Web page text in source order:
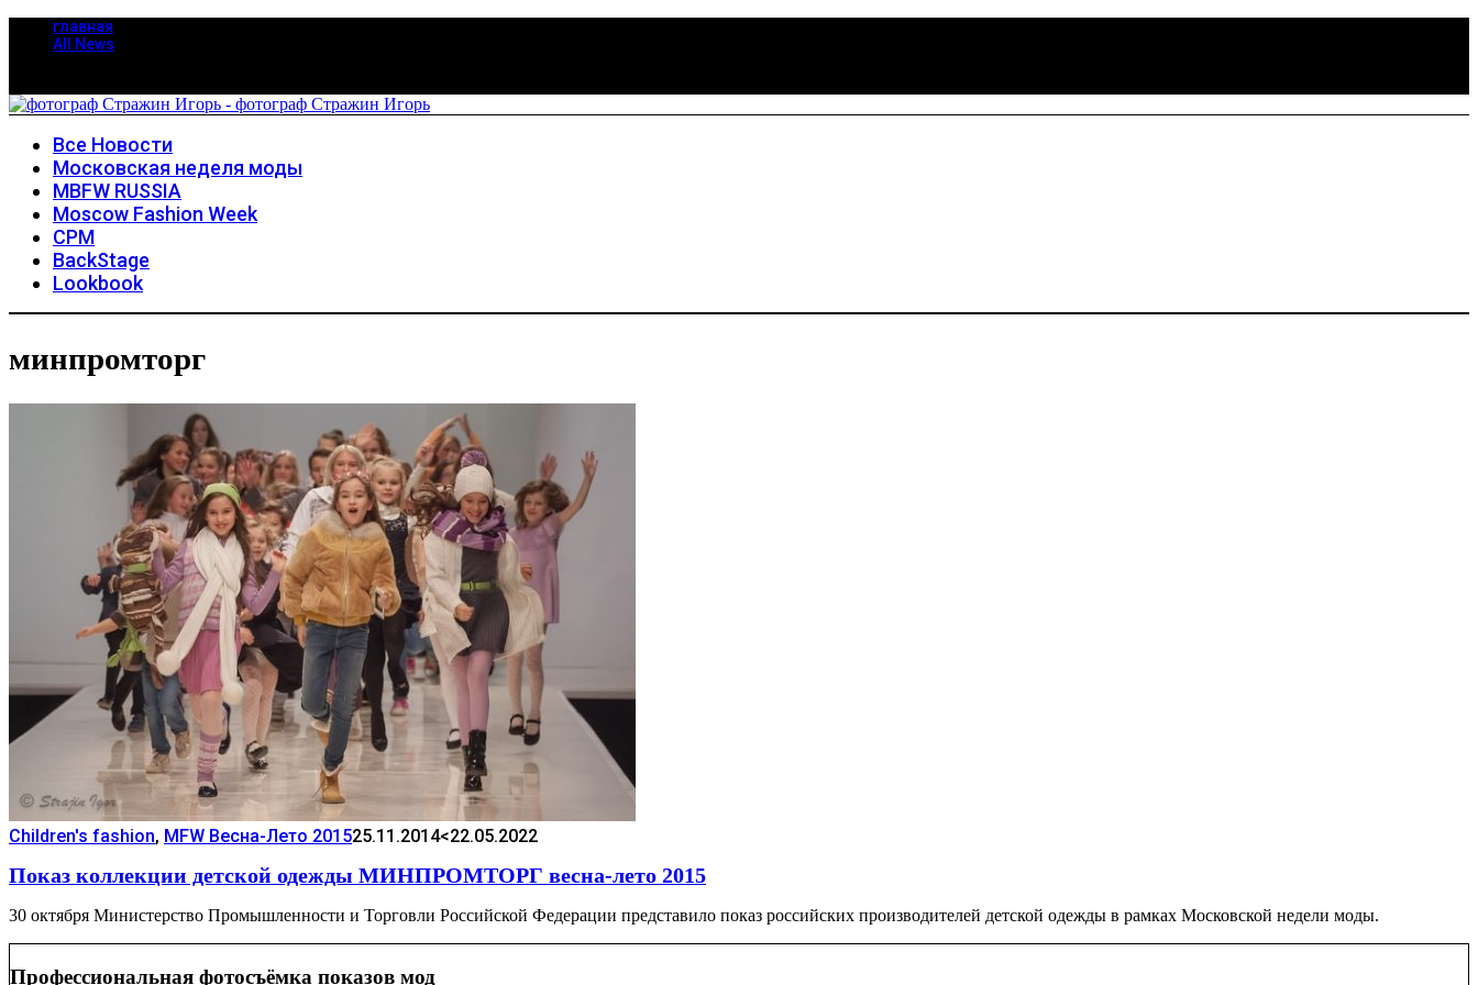
главная
All News
Все Новости
Московская неделя моды
MBFW RUSSIA
Moscow Fashion Week
CPM
BackStage
Lookbook
минпромторг
Children's fashion, MFW Весна-Лето 201525.11.2014<22.05.2022
Показ коллекции детской одежды МИНПРОМТОРГ весна-лето 2015
30 октября Министерство Промышленности и Торговли Российской Федерации представило показ российских производителей детской одежды в рамках Московской недели моды.
Профессиональная фотосъёмка показов мод